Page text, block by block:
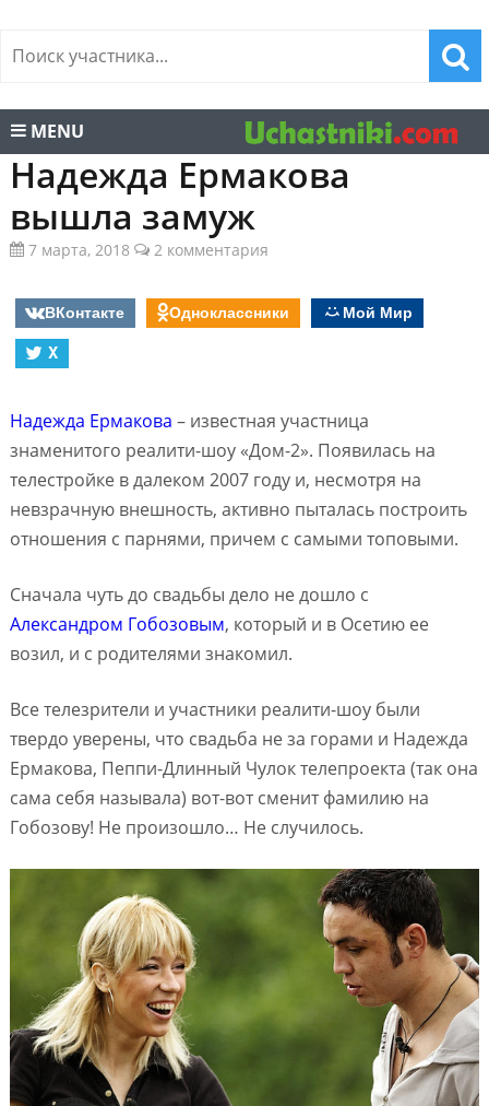
MENU
Надежда Ермакова
вышла замуж
7 марта, 2018 2 комментария
ВКонтакте Одноклассники
Мой Мир
X
Надежда Ермакова – известная участница
знаменитого реалити-шоу «Дом-2». Появилась на
телестройке в далеком 2007 году и, несмотря на
невзрачную внешность, активно пыталась построить
отношения с парнями, причем с самыми топовыми.
Сначала чуть до свадьбы дело не дошло с
Александром Гобозовым, который и в Осетию ее
возил, и с родителями знакомил.
Все телезрители и участники реалити-шоу были
твердо уверены, что свадьба не за горами и Надежда
Ермакова, Пеппи-Длинный Чулок телепроекта (так она
сама себя называла) вот-вот сменит фамилию на
Гобозову! Не произошло… Не случилось.